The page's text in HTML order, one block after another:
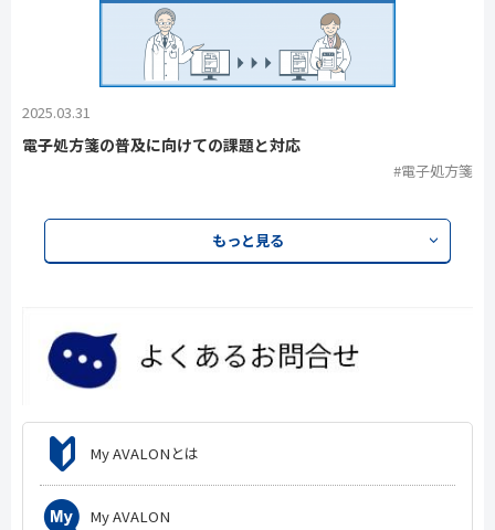
2025.03.31
電子処方箋の普及に向けての課題と対応
#電子処方箋
もっと見る
My AVALONとは
My AVALON